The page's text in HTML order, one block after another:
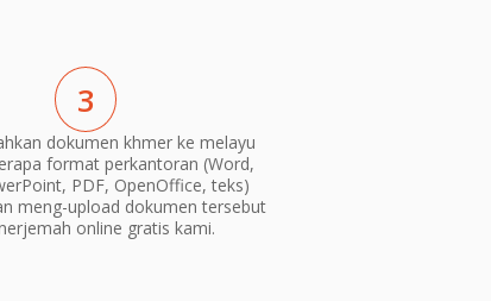
3
dokumen khmer ke melayu
format perkantoran (Word,
PDF, OpenOffice, teks)
meng-upload dokumen tersebut
online gratis kami.